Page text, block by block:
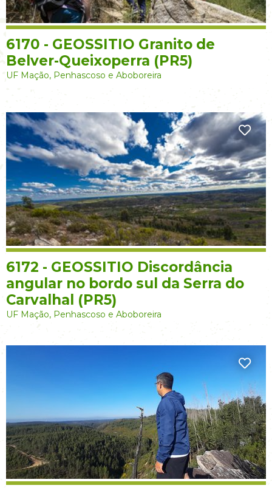
6170 - GEOSSITIO Granito de
Belver-Queixoperra (PR5)
UF Mação, Penhascoso e Aboboreira
6172 - GEOSSITIO Discordância
angular no bordo sul da Serra do
Carvalhal (PR5)
UF Mação, Penhascoso e Aboboreira